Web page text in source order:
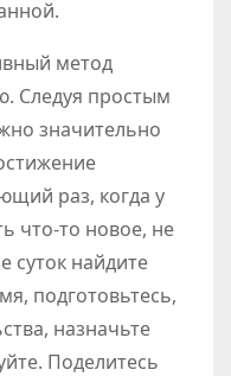
метод
Следуя простым
значительно
раз, когда у
что-то новое, не
суток найдите
подготовьтесь,
назначьте
Поделитесь